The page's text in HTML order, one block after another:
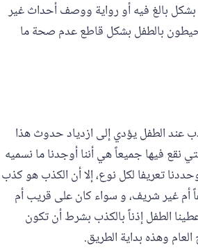
بالغ فيه أو رواية ووصف أحداث غير
بالطفل بشكل قاطع عدم صحة ما
عند الطفل يؤدي إلى ازدياد حدوث هذا
نقع فيها جميعاً هي أننا أوجدنا ما نسميه
تعريفا لكل نوع، إلا أن الكذب هو كذب
أم غير شريف، و سواء كان على قريب أم
الطفل إذناً بالكذب بشرط أن تكون
وهذه بداية الطريق.